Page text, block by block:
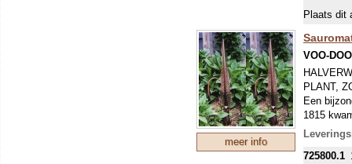
degelijk 2
Plaats dit
meer info
VOO-
PLANT,
Een
1815
een felle
een
Caca’
725800.1